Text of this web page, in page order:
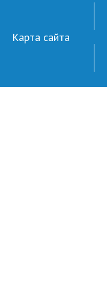
Карта сайта